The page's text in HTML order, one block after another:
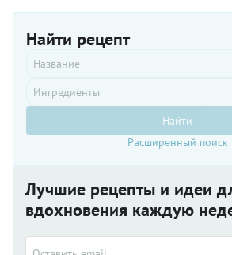
Найти рецепт
Найти
Расширенный поиск
Лучшие рецепты и идеи
вдохновения каждую